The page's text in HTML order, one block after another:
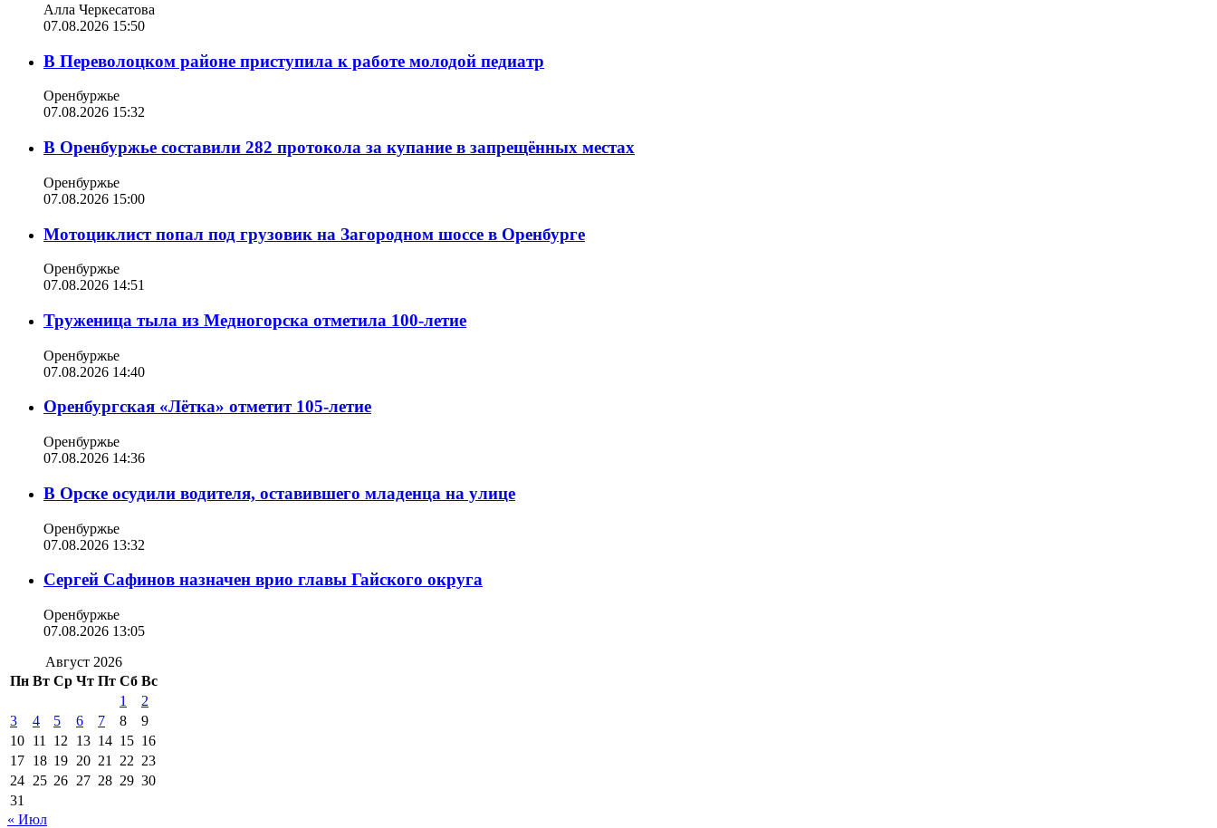
Алла Черкесатова
07.08.2026 15:50
В Переволоцком районе приступила к работе молодой педиатр
Оренбуржье
07.08.2026 15:32
В Оренбуржье составили 282 протокола за купание в запрещённых местах
Оренбуржье
07.08.2026 15:00
Мотоциклист попал под грузовик на Загородном шоссе в Оренбурге
Оренбуржье
07.08.2026 14:51
Труженица тыла из Медногорска отметила 100-летие
Оренбуржье
07.08.2026 14:40
Оренбургская «Лётка» отметит 105-летие
Оренбуржье
07.08.2026 14:36
В Орске осудили водителя, оставившего младенца на улице
Оренбуржье
07.08.2026 13:32
Сергей Сафинов назначен врио главы Гайского округа
Оренбуржье
07.08.2026 13:05
Август 2026
Пн Вт Ср Чт Пт Сб Вс
1
2
3
4 5 6 7 8
9
10 11 12 13 14 15 16
17 18 19 20 21 22 23
24 25 26 27 28 29 30
31
« Июл